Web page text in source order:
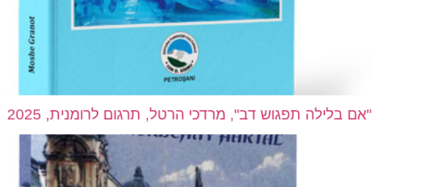
"אם בלילה תפגוש דב", מרדכי הרטל, תרגום לרומנית, 2025